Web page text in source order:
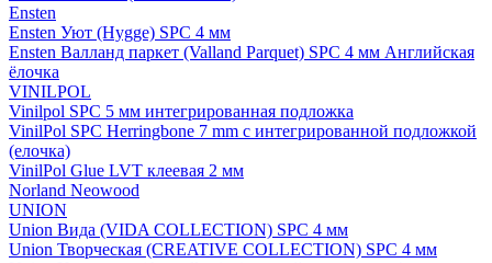
Ensten
Ensten Уют (Hygge) SPC 4 мм
Ensten Валланд паркет (Valland Parquet) SPC 4 мм Английская
ёлочка
VINILPOL
Vinilpol SPC 5 мм интегрированная подложка
VinilPol SPC Herringbone 7 mm с интегрированной подложкой
(елочка)
VinilPol Glue LVT клеевая 2 мм
Norland Neowood
UNION
Union Вида (VIDA COLLECTION) SPC 4 мм
Union Творческая (CREATIVE COLLECTION) SPC 4 мм